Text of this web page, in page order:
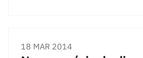
18 MAR 2014